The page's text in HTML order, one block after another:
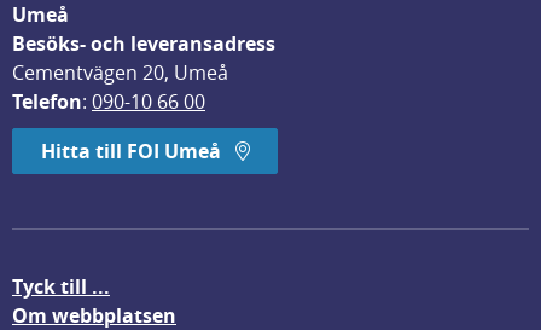
Umeå
Besöks- och leveransadress
Cementvägen 20, Umeå
Telefon: 090-10 66 00
Hitta till FOI Umeå
Tyck till ...
Om webbplatsen